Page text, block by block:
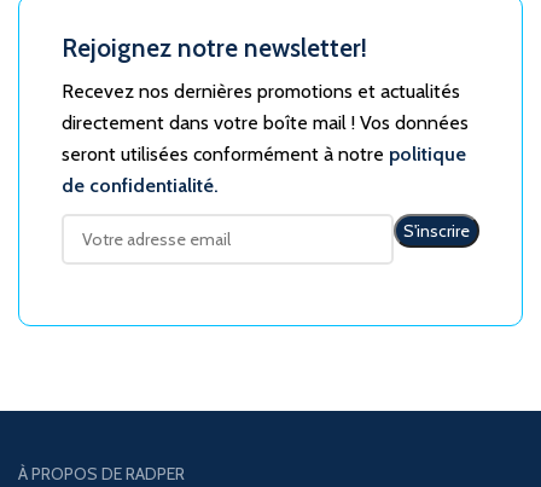
Rejoignez notre newsletter!
Recevez nos dernières promotions et actualités
directement dans votre boîte mail ! Vos données
seront utilisées conformément à notre politique
de confidentialité.
À PROPOS DE RADPER